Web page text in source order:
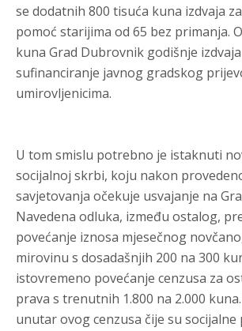
se dodatnih 800 tisuća kuna izdvaja
pomoć starijima od 65 bez primanja.
kuna Grad Dubrovnik godišnje
sufinanciranje javnog gradskog
umirovljenicima.
U tom smislu potrebno je istaknuti
socijalnoj skrbi, koju nakon
savjetovanja očekuje usvajanje na
Navedena odluka, između ostalog,
povećanje iznosa mjesečnog
mirovinu s dosadašnjih 200 na 300
istovremeno povećanje cenzusa za
prava s trenutnih 1.800 na 2.000
unutar ovog cenzusa čije su